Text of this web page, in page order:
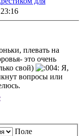
плевать на
это очень
свой)
Я,
вопросы или
Поле